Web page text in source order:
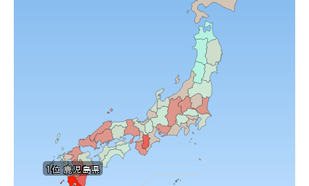
1位 鹿児島県
1位 鹿児島県